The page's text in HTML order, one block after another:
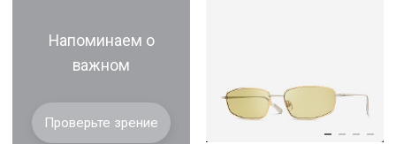
Напоминаем о
важном
Проверьте зрение